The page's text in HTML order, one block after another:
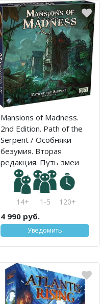
Mansions of Madness.
2nd Edition. Path of the
Serpent / Особняки
безумия. Вторая
редакция. Путь змеи
14+ 1-5 120+
4 990 руб.
Уведомить